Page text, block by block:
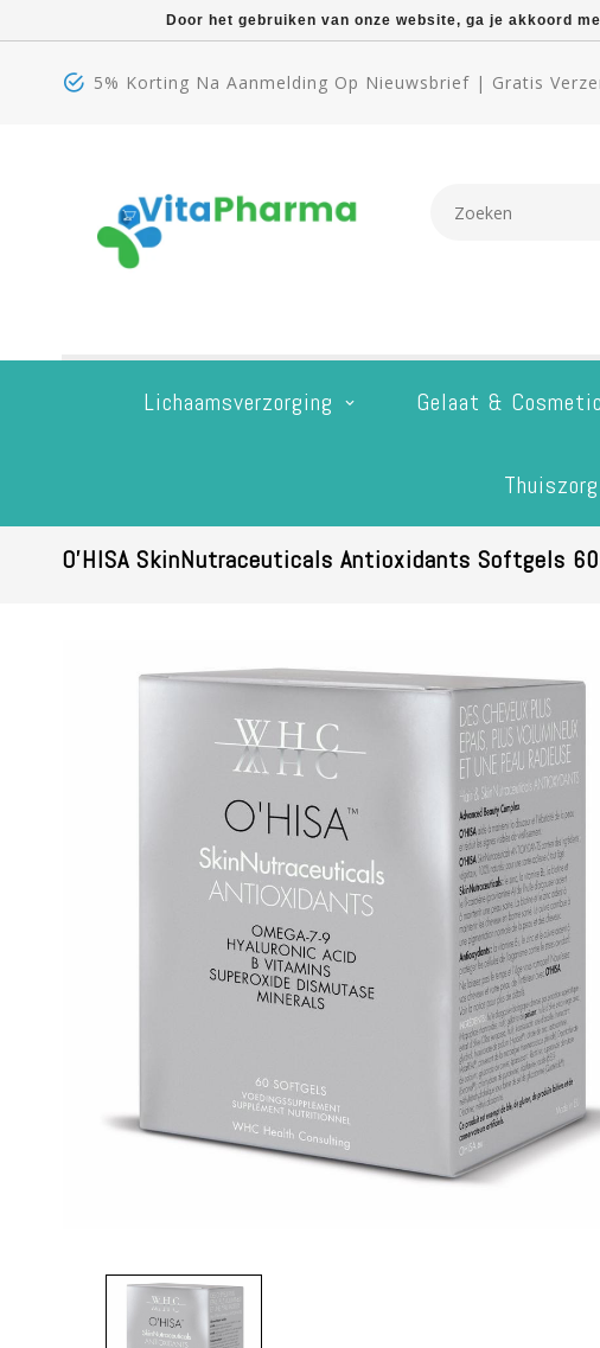
5% Korting Na Aanmelding Op Nieuwsbrief | Gratis
Lichaamsverzorging Gelaat &
O'HISA SkinNutraceuticals Antioxidants Softgels 60
Door het gebruiken van onze website, ga je akkoord